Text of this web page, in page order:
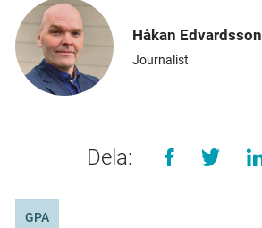
Håkan Edvardsson
Journalist
Dela:
GPA